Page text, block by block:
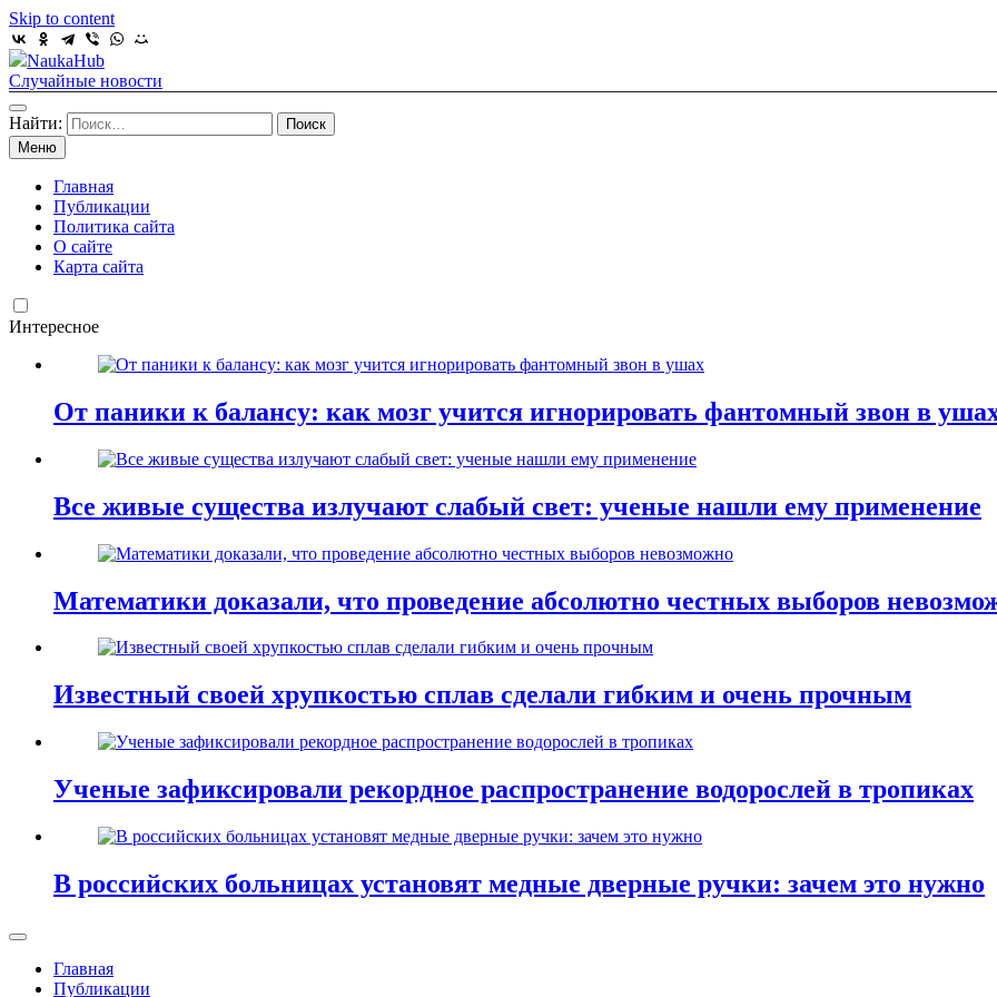
Skip to content
NaukaHub
Случайные новости
Найти:
Меню
Главная
Публикации
Политика сайта
О сайте
Карта сайта
Интересное
От паники к балансу: как мозг учится игнорировать фантомный звон в
Все живые существа излучают слабый свет: ученые нашли ему применение
Математики доказали, что проведение абсолютно честных выборов
Известный своей хрупкостью сплав сделали гибким и очень прочным
Ученые зафиксировали рекордное распространение водорослей в тропиках
В российских больницах установят медные дверные ручки: зачем это нужно
Главная
Публикации